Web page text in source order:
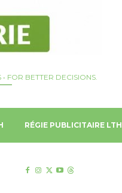
FOR BETTER DECISIONS.
RÉGIE PUBLICITAIRE LTH